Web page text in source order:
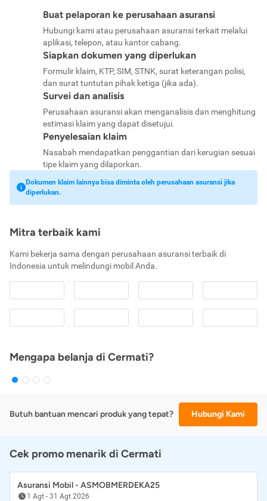
Buat pelaporan ke perusahaan asuransi
Hubungi kami atau perusahaan asuransi terkait melalui
aplikasi, telepon, atau kantor cabang.
Siapkan dokumen yang diperlukan
Formulir klaim, KTP, SIM, STNK, surat keterangan polisi,
dan surat tuntutan pihak ketiga (jika ada).
Survei dan analisis
Perusahaan asuransi akan menganalisis dan menghitung
estimasi klaim yang dapat disetujui.
Penyelesaian klaim
Nasabah mendapatkan penggantian dari kerugian sesuai
tipe klaim yang dilaporkan.
Dokumen klaim lainnya bisa diminta oleh perusahaan asuransi jika
diperlukan.
Mitra terbaik kami
Kami bekerja sama dengan perusahaan asuransi terbaik di
Indonesia untuk melindungi mobil Anda.
Mengapa belanja di Cermati?
Butuh bantuan mencari produk yang tepat? Hubungi Kami
Cek promo menarik di Cermati
Asuransi Mobil - ASMOBMERDEKA25
1 Agt - 31 Agt 2026